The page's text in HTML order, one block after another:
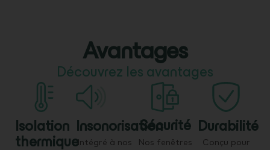
Avantages
Découvrez les avantages
Isolation
thermique
Insonorisation
Intégré à nos
Sécurité
Nos fenêtres
Durabilité
Conçu pour